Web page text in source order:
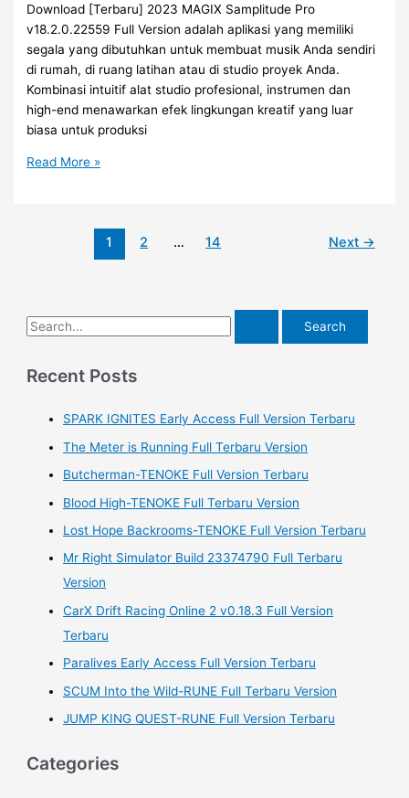
Download [Terbaru] 2023 MAGIX Samplitude Pro
v18.2.0.22559 Full Version adalah aplikasi yang memiliki
segala yang dibutuhkan untuk membuat musik Anda sendiri
di rumah, di ruang latihan atau di studio proyek Anda.
Kombinasi intuitif alat studio profesional, instrumen dan
high-end menawarkan efek lingkungan kreatif yang luar
biasa untuk produksi
MAGIX
Read More »
1 2 … 14 Next →
S
a
Recent Posts
SPARK IGNITES Early Access Full Version Terbaru
The Meter is Running Full Terbaru Version
Butcherman-TENOKE Full Version Terbaru
Blood High-TENOKE Full Terbaru Version
Lost Hope Backrooms-TENOKE Full Version Terbaru
Mr Right Simulator Build 23374790 Full Terbaru
Version
CarX Drift Racing Online 2 v0.18.3 Full Version
Terbaru
Paralives Early Access Full Version Terbaru
SCUM Into the Wild-RUNE Full Terbaru Version
JUMP KING QUEST-RUNE Full Version Terbaru
Categories